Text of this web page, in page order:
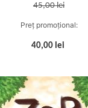
45,00 lei
Preț promoțional:
40,00 lei